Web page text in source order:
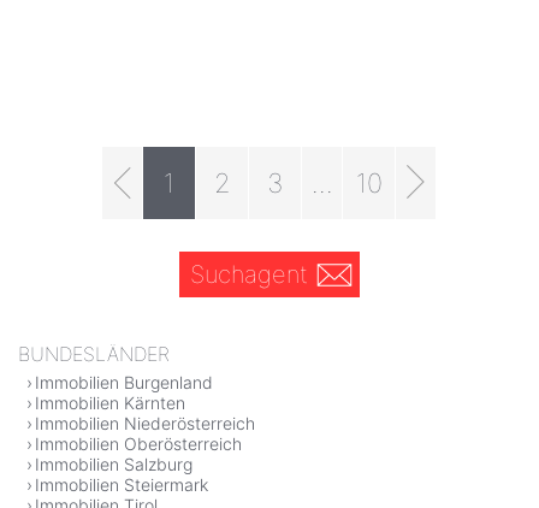
1 2 3 10
Suchagent
BUNDESLÄNDER
Immobilien Burgenland
Immobilien Kärnten
Immobilien Niederösterreich
Immobilien Oberösterreich
Immobilien Salzburg
Immobilien Steiermark